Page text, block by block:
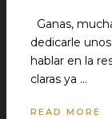
Ganas,
dedicarle
hablar en la
claras ya …
READ MORE